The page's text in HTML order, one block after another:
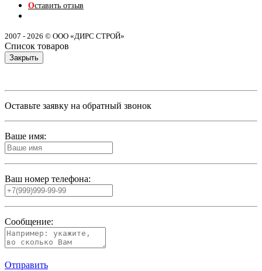
Оставить отзыв
2007 - 2026 © ООО «ДИРС СТРОЙ»
Список товаров
Закрыть
Оставьте заявку на обратный звонок
Ваше имя:
Ваш номер телефона:
Сообщение:
Отправить